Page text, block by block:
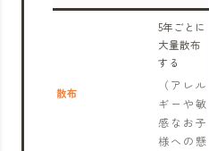
散布
5年ごとに
大量散布
する
（アレル
ギーや敏
感なお子
様への懸